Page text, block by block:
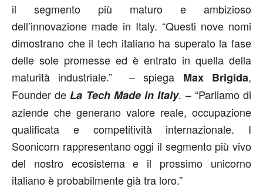
il segmento più maturo e ambizioso
dell’innovazione made in Italy. “Questi nove nomi
dimostrano che il tech italiano ha superato la fase
delle sole promesse ed è entrato in quella della
maturità industriale.” – spiega Max Brigida,
Founder de La Tech Made in Italy. – “Parliamo di
aziende che generano valore reale, occupazione
qualificata e competitività internazionale. I
Soonicorn rappresentano oggi il segmento più vivo
del nostro ecosistema e il prossimo unicorno
italiano è probabilmente già tra loro.”